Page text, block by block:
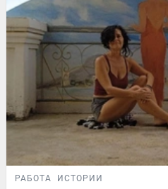
РАБОТА ИСТОРИИ